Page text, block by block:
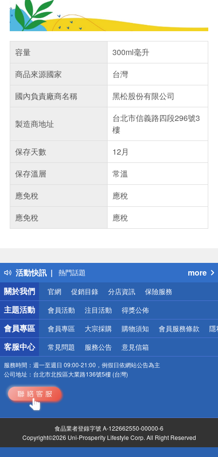
容量
300ml毫升
商品來源國家
台灣
國內負責廠商名稱
黑松股份有限公司
製造商地址
台北市信義路四段296號3
樓
保存天數
12月
保存溫層
常溫
應免稅
應稅
應免稅
應稅
活動快訊
得獎公告
熱門話題
銀行優惠
偏遠地區配送
詐騙網頁！請小心！
more
關於我們
官網 促銷目錄 分店資訊 保險服務
主題活動 會員活動 注目活動 得獎公佈
會員專區 會員專區 大宗採購 購物須知 會員服務條款 隱
客服中心 常見問題 服務公告 意見信箱
服務時間： 週一至週日 09:00-21:00，例假日依網站公告為主
公司地址： 台北市北投區大業路136號5樓 (台灣)
食品業者登錄字號 A-122662550-00000-6
Copyright©2026 Uni-Prosperity Lifestyle Corp. All Right Reserved